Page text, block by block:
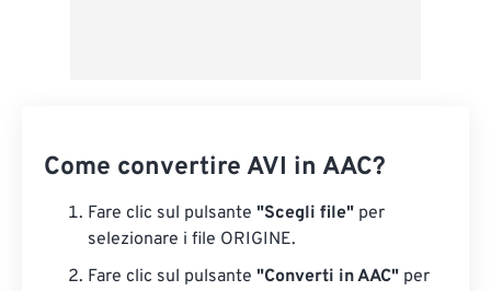
Come convertire AVI in AAC?
Fare clic sul pulsante "Scegli file" per
selezionare i file ORIGINE.
Fare clic sul pulsante "Converti in AAC" per